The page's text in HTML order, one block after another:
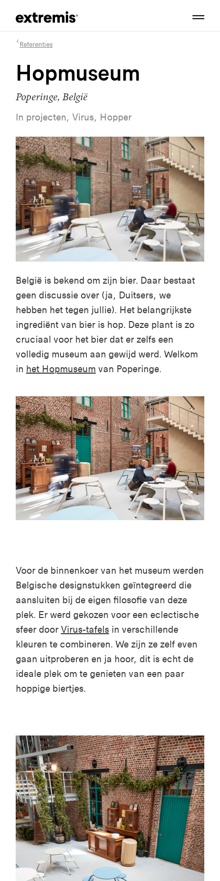
Referenties
Hopmuseum
Poperinge, België
In projecten, Virus, Hopper
België is bekend om zijn bier. Daar bestaat
geen discussie over (ja, Duitsers, we
hebben het tegen jullie). Het belangrijkste
ingrediënt van bier is hop. Deze plant is zo
cruciaal voor het bier dat er zelfs een
volledig museum aan gewijd werd. Welkom
in het Hopmuseum van Poperinge.
Voor de binnenkoer van het museum werden
Belgische designstukken geïntegreerd die
aansluiten bij de eigen filosofie van deze
plek. Er werd gekozen voor een eclectische
sfeer door Virus-tafels in verschillende
kleuren te combineren. We zijn ze zelf even
gaan uitproberen en ja hoor, dit is echt de
ideale plek om te genieten van een paar
hoppige biertjes.